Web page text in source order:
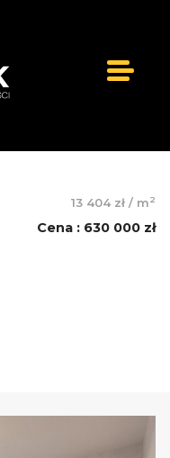
13 404 zł / m2
Cena : 630 000 zł